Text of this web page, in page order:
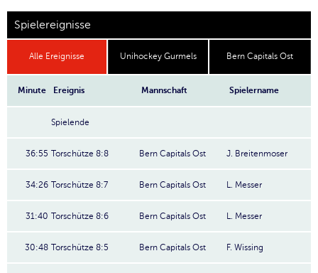
Spielereignisse
Alle Ereignisse Unihockey Gurmels Bern Capitals Ost
Minute Ereignis Mannschaft Spielername
Spielende
36:55 Torschütze 8:8 Bern Capitals Ost J. Breitenmoser
34:26 Torschütze 8:7 Bern Capitals Ost L. Messer
31:40 Torschütze 8:6 Bern Capitals Ost L. Messer
30:48 Torschütze 8:5 Bern Capitals Ost F. Wissing